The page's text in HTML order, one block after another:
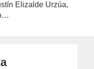
Elizalde Urzúa,